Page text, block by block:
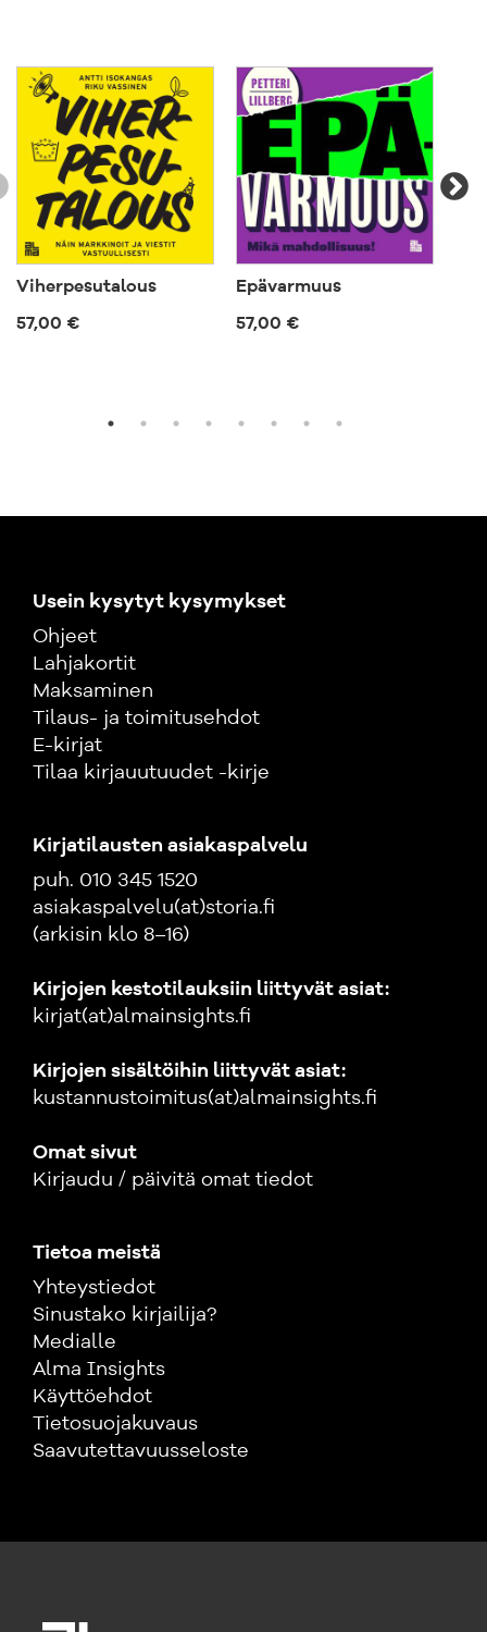
Viherpesutalous
57,00 €
Epävarmuus
57,00 €
Usein kysytyt kysymykset
Ohjeet
Lahjakortit
Maksaminen
Tilaus- ja toimitusehdot
E-kirjat
Tilaa kirjauutuudet -kirje
Kirjatilausten asiakaspalvelu
puh. 010 345 1520
asiakaspalvelu(at)storia.fi
(arkisin klo 8–16)
Kirjojen kestotilauksiin liittyvät asiat:
kirjat(at)almainsights.fi
Kirjojen sisältöihin liittyvät asiat:
kustannustoimitus(at)almainsights.fi
Omat sivut
Kirjaudu / päivitä omat tiedot
Tietoa meistä
Yhteystiedot
Sinustako kirjailija?
Medialle
Alma Insights
Käyttöehdot
Tietosuojakuvaus
Saavutettavuusseloste